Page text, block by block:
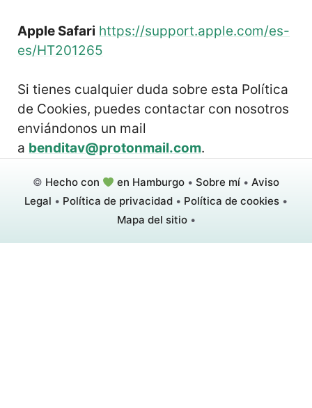
Apple Safari https://support.apple.com/es-
es/HT201265
Si tienes cualquier duda sobre esta Política
de Cookies, puedes contactar con nosotros
enviándonos un mail
a benditav@protonmail.com.
© Hecho con en Hamburgo •Sobre mí •Aviso
Legal • Política de privacidad • Política de cookies •
Mapa del sitio•